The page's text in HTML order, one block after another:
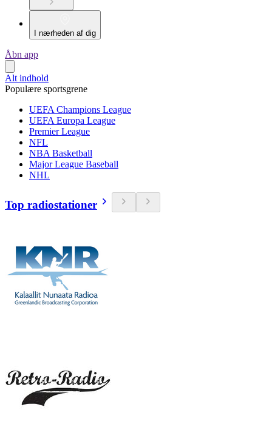
I nærheden af dig
Åbn app
Alt indhold
Populære sportsgrene
UEFA Champions League
UEFA Europa League
Premier League
NFL
NBA Basketball
Major League Baseball
NHL
Top radiostationer